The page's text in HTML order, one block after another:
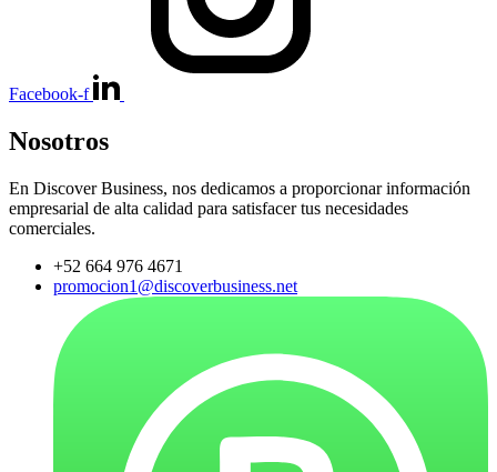
Facebook-f
Nosotros
En Discover Business, nos dedicamos a proporcionar información
empresarial de alta calidad para satisfacer tus necesidades
comerciales.
+52 664 976 4671
promocion1@discoverbusiness.net